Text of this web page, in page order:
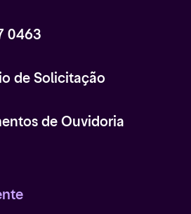
0463
de Solicitação
de Ouvidoria